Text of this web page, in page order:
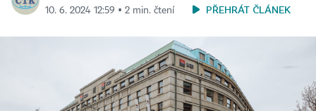
10. 6. 2024 12:59 ▪ 2 min. čtení PŘEHRÁT ČLÁNEK